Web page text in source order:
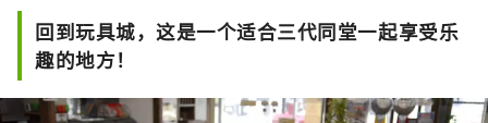
回到玩具城，这是一个适合三代同堂一起享受乐
趣的地方！